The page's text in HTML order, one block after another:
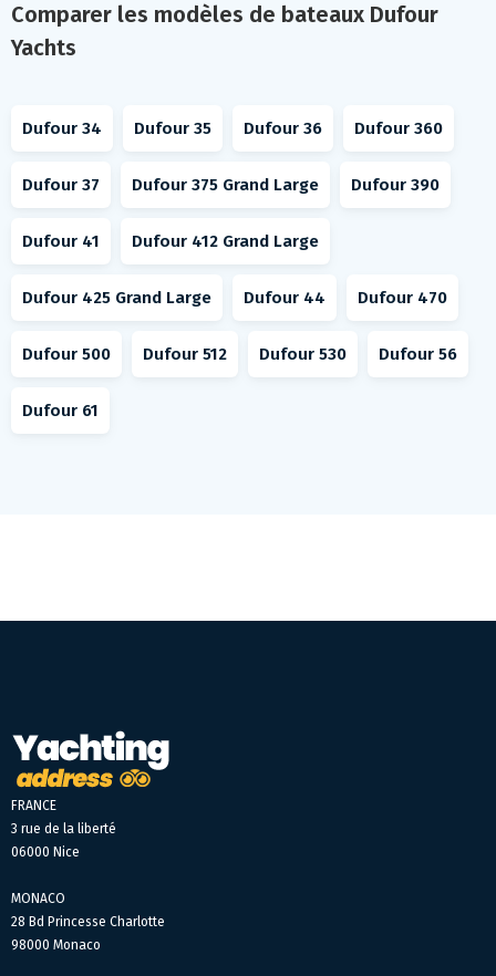
Comparer les modèles de bateaux Dufour
Yachts
Dufour 34 Dufour 35 Dufour 36 Dufour 360
Dufour 37 Dufour 375 Grand Large Dufour 390
Dufour 41 Dufour 412 Grand Large
Dufour 425 Grand Large Dufour 44 Dufour 470
Dufour 500 Dufour 512 Dufour 530 Dufour 56
Dufour 61
FRANCE
3 rue de la liberté
06000 Nice
MONACO
28 Bd Princesse Charlotte
98000 Monaco